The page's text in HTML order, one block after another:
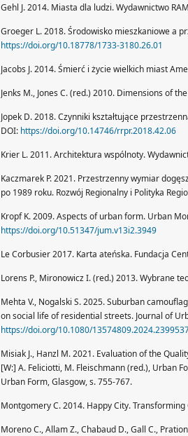
Gehl J. 2014. Miasta dla ludzi. Wydawnictwo
Groeger L. 2018. Środowisko mieszkaniowe a
https://doi.org/10.18778/1733-3180.26.01
Jacobs J. 2014. Śmierć i życie wielkich miast
Jenks M., Jones C. (red.) 2010. Dimensions of
Jopek D. 2018. Czynniki kształtujące
DOI: https://doi.org/10.14746/rrpr.2018.42.06
Krier L. 2011. Architektura wspólnoty.
Kaczmarek P. 2021. Przestrzenny wymiar
po 1989 roku. Rozwój Regionalny i Polityka
Kropf K. 2009. Aspects of urban form. Urban
https://doi.org/10.51347/jum.v13i2.3949
Le Corbusier 2017. Karta ateńska. Fundacja
Lorens P., Mironowicz I. (red.) 2013. Wybrane
Mehta V., Nogalski S. 2025. Suburban
on social life of residential streets. Journal of
https://doi.org/10.1080/
Misiak J., Hanzl M. 2021. Evaluation of the
[W:] A. Feliciotti, M. Fleischmann (red.), Urban
Urban Form, Glasgow, s. 755-767.
Montgomery C. 2014. Happy City.
Moreno C., Allam Z., Chabaud D., Gall C.,